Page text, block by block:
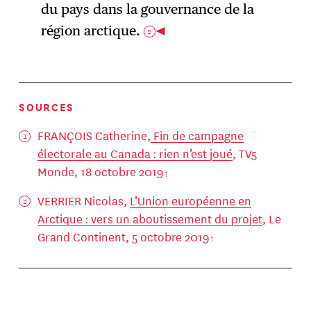
du pays dans la gouvernance de la
région arctique.
2
SOURCES
FRANÇOIS Catherine, Fin de campagne
électorale au Canada : rien n’est joué, TV5
Monde, 18 octobre 2019
VERRIER Nicolas, L’Union européenne en
Arctique : vers un aboutissement du projet, Le
Grand Continent, 5 octobre 2019